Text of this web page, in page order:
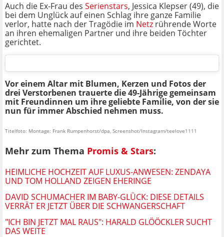
Auch die Ex-Frau des Serienstars, Jessica Klepser (49), die
bei dem Unglück auf einen Schlag ihre ganze Familie
verlor, hatte nach der Tragödie im Netz rührende Worte
an ihren ehemaligen Partner und ihre beiden Töchter
gerichtet.
Vor einem Altar mit Blumen, Kerzen und Fotos der
drei Verstorbenen trauerte die 49-Jährige gemeinsam
mit Freundinnen um ihre geliebte Familie, von der sie
nun für immer Abschied nehmen muss.
Titelfoto: Montage: Frank Rumpenhorst/dpa, Screenshot/Instagram/teelove1111
Mehr zum Thema Promis & Stars:
HEIMLICHE HOCHZEIT AUF LUXUS-ANWESEN: ZENDAYA
UND TOM HOLLAND ZEIGEN EHERINGE
DAVID SCHUMACHER IM BABY-GLÜCK: DIESE DETAILS
VERRÄT ER JETZT ÜBER DIE SCHWANGERSCHAFT
"ICH BIN JETZT MAL RAUS": HARALD GLÖÖCKLER SUCHT
DAS WEITE